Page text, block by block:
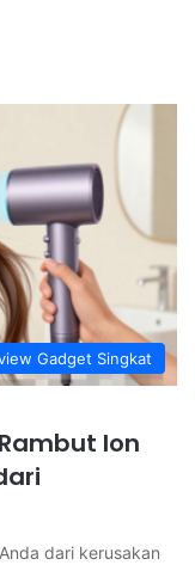
Gadget Singkat
Ion
dari kerusakan